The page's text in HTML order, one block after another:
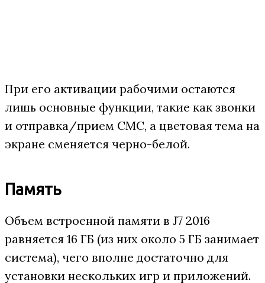
При его активации рабочими остаются
лишь основные функции, такие как звонки
и отправка/прием СМС, а цветовая тема на
экране сменяется черно-белой.
Память
Объем встроенной памяти в J7 2016
равняется 16 ГБ (из них около 5 ГБ занимает
система), чего вполне достаточно для
установки нескольких игр и приложений.